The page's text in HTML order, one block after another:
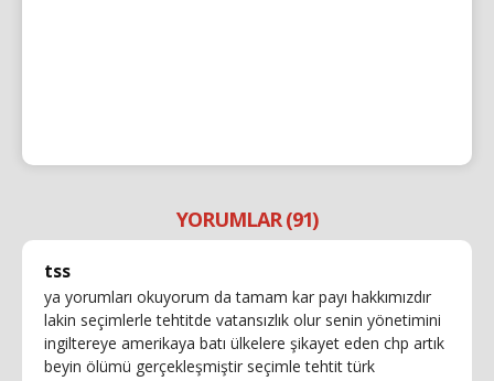
YORUMLAR (91)
tss
ya yorumları okuyorum da tamam kar payı hakkımızdır
lakin seçimlerle tehtitde vatansızlık olur senin yönetimini
ingiltereye amerikaya batı ülkelere şikayet eden chp artık
beyin ölümü gerçekleşmiştir seçimle tehtit türk